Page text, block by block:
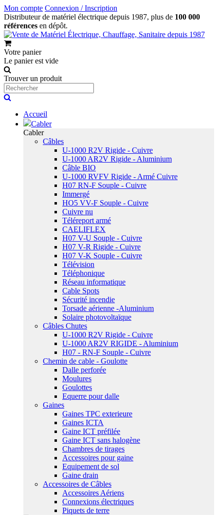
Mon compte Connexion / Inscription
Distributeur de matériel électrique depuis 1987, plus de 100 000
références en dépôt.
Votre panier
Le panier est vide
Trouver un produit
Accueil
Cabler
Cabler
Câbles
U-1000 R2V Rigide - Cuivre
U-1000 AR2V Rigide - Aluminium
Câble BIO
U-1000 RVFV Rigide - Armé Cuivre
H07 RN-F Souple - Cuivre
Immergé
HO5 VV-F Souple - Cuivre
Cuivre nu
Téléreport armé
CAELIFLEX
H07 V-U Souple - Cuivre
H07 V-R Rigide - Cuivre
H07 V-K Souple - Cuivre
Télévision
Téléphonique
Réseau informatique
Cable Spots
Sécurité incendie
Torsade aérienne -Aluminium
Solaire photovoltaïque
Câbles Chutes
U-1000 R2V Rigide - Cuivre
U-1000 AR2V RIGIDE - Aluminium
H07 - RN-F Souple - Cuivre
Chemin de cable - Goulotte
Dalle perforée
Moulures
Goulottes
Equerre pour dalle
Gaines
Gaines TPC exterieure
Gaines ICTA
Gaine ICT préfilée
Gaine ICT sans halogène
Chambres de tirages
Accessoires pour gaine
Equipement de sol
Gaine drain
Accessoires de Câbles
Accessoires Aériens
Connexions électriques
Piquets de terre